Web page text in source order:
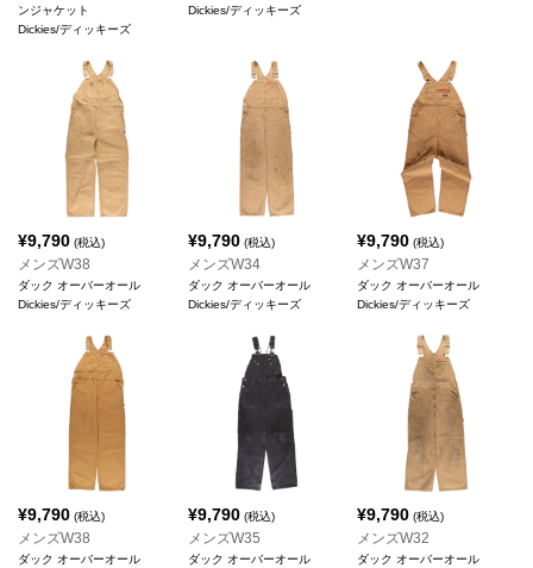
ンジャケット
Dickies/ディッキーズ
Dickies/ディッキーズ
¥9,790 (税込)
メンズW38
ダック オーバーオール
Dickies/ディッキーズ
¥9,790(税込)
メンズW34
ダック オーバーオール
Dickies/ディッキーズ
¥9,790 (税込)
メンズW37
ダック オーバーオール
Dickies/ディッキーズ
¥9,790 (税込)
メンズW38
ダック オーバーオール
¥9,790(税込)
メンズW35
ダック オーバーオール
¥9,790 (税込)
メンズW32
ダック オーバーオール